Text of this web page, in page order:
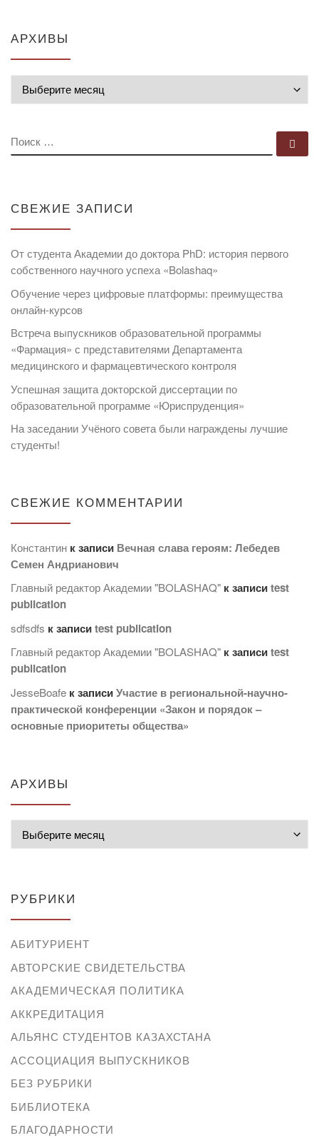
АРХИВЫ
ПОИСК
СВЕЖИЕ ЗАПИСИ
От студента Академии до доктора PhD: история первого
собственного научного успеха «Bolashaq»
Обучение через цифровые платформы: преимущества
онлайн-курсов
Встреча выпускников образовательной программы
«Фармация» с представителями Департамента
медицинского и фармацевтического контроля
Успешная защита докторской диссертации по
образовательной программе «Юриспруденция»
На заседании Учёного совета были награждены лучшие
студенты!
СВЕЖИЕ КОММЕНТАРИИ
Константин к записи Вечная слава героям: Лебедев
Семен Андрианович
Главный редактор Академии "BOLASHAQ" к записиtest
publication
sdfsdfs к записиtest publication
Главный редактор Академии "BOLASHAQ" к записиtest
publication
JesseBoafe к записиУчастие в региональной-научно-
практической конференции «Закон и порядок –
основные приоритеты общества»
АРХИВЫ
РУБРИКИ
АБИТУРИЕНТ
АВТОРСКИЕ СВИДЕТЕЛЬСТВА
АКАДЕМИЧЕСКАЯ ПОЛИТИКА
АККРЕДИТАЦИЯ
АЛЬЯНС СТУДЕНТОВ КАЗАХСТАНА
АССОЦИАЦИЯ ВЫПУСКНИКОВ
БЕЗ РУБРИКИ
БИБЛИОТЕКА
БЛАГОДАРНОСТИ